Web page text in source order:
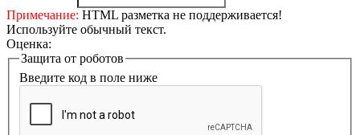
Примечание: HTML разметка не поддерживается!
Используйте обычный текст.
Оценка:
Защита от роботов
Введите код в поле ниже